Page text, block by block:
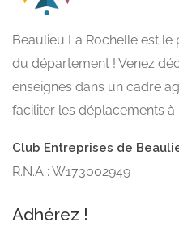
Beaulieu La Rochelle est
du département ! Venez
enseignes dans un cadre
faciliter les déplacements à
Club Entreprises de
R.N.A : W173002949
Adhérez !